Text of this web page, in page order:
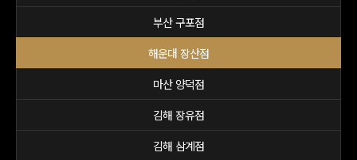
부산 구포점
해운대 장산점
마산 양덕점
김해 장유점
김해 삼계점